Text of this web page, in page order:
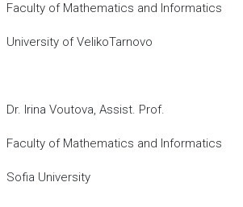
Faculty of Mathematics and Informatics
University of VelikoTarnovo
Dr. Irina Voutova, Assist. Prof.
Faculty of Mathematics and Informatics
Sofia University